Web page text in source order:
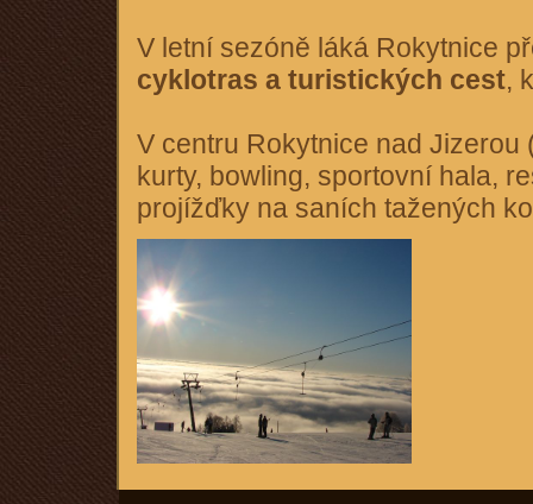
V letní sezóně láká Rokytnice
cyklotras a turistických cest,
V centru Rokytnice nad
kurty, bowling, sportovní hala,
projížďky na saních tažených